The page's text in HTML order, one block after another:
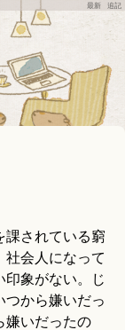
最新 追記
課されている窮
社会人になって
印象がない。じ
つから嫌いだっ
嫌いだったの